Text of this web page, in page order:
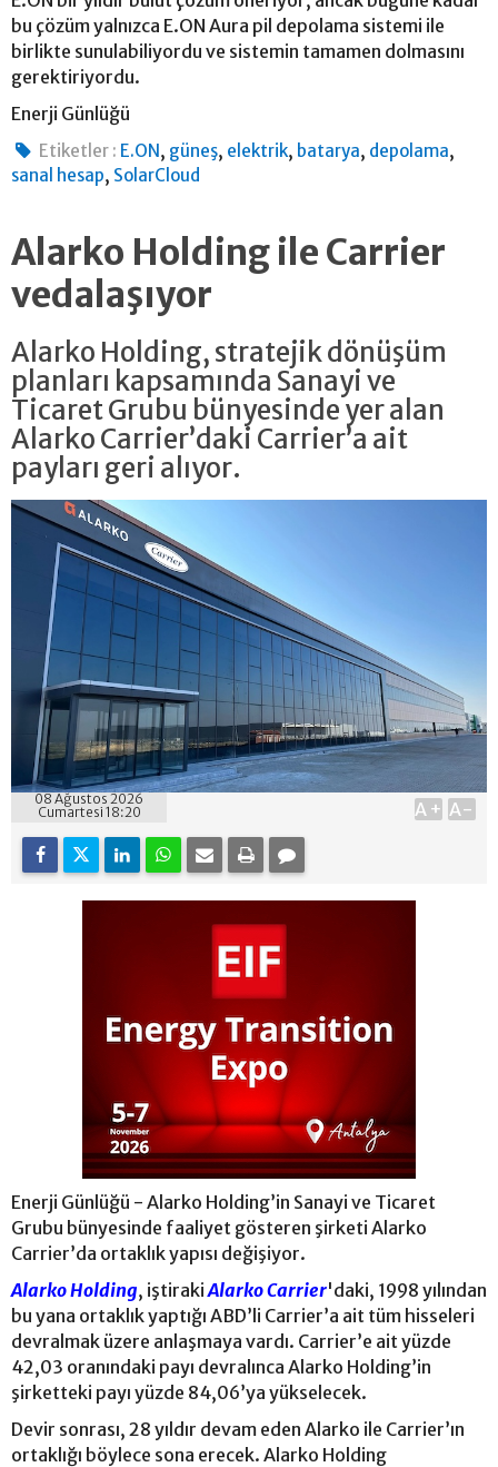
bu çözüm yalnızca E.ON Aura pil depolama sistemi ile
birlikte sunulabiliyordu ve sistemin tamamen dolmasını
gerektiriyordu.
Enerji Günlüğü
Etiketler : E.ON, güneş, elektrik, batarya, depolama,
sanal hesap, SolarCloud
Alarko Holding ile Carrier
vedalaşıyor
Alarko Holding, stratejik dönüşüm
planları kapsamında Sanayi ve
Ticaret Grubu bünyesinde yer alan
Alarko Carrier’daki Carrier’a ait
payları geri alıyor.
08 Ağustos 2026
Cumartesi 18:20
A+ A-
Enerji Günlüğü - Alarko Holding’in Sanayi ve Ticaret
Grubu bünyesinde faaliyet gösteren şirketi Alarko
Carrier’da ortaklık yapısı değişiyor.
Alarko Holding, iştirakiAlarko Carrier'daki, 1998 yılından
bu yana ortaklık yaptığı ABD’li Carrier’a ait tüm hisseleri
devralmak üzere anlaşmaya vardı. Carrier’e ait yüzde
42,03 oranındaki payı devralınca Alarko Holding’in
şirketteki payı yüzde 84,06’ya yükselecek.
Devir sonrası, 28 yıldır devam eden Alarko ile Carrier’ın
ortaklığı böylece sona erecek. Alarko Holding